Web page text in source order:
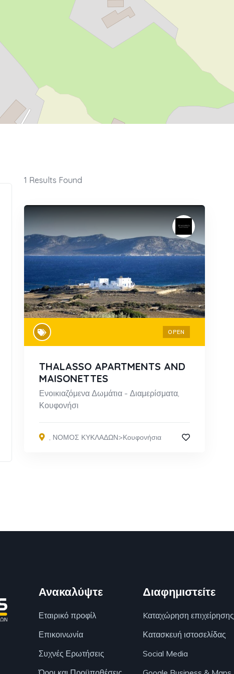
1 Results Found
OPEN
THALASSO APARTMENTS AND
MAISONETTES
Ενοικιαζόμενα Δωμάτια - Διαμερίσματα,
Κουφονήσι
, ΝΟΜΟΣ ΚΥΚΛΑΔΩΝ>Κουφονήσια
Ανακαλύψτε
Εταιρικό προφίλ
Επικοινωνία
Συχνές Ερωτήσεις
Διαφημιστείτε
Kαταχώρηση επιχείρησης
Κατασκευή ιστοσελίδας
Social Media